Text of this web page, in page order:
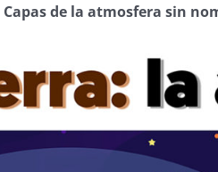
Capas de la atmosfera sin